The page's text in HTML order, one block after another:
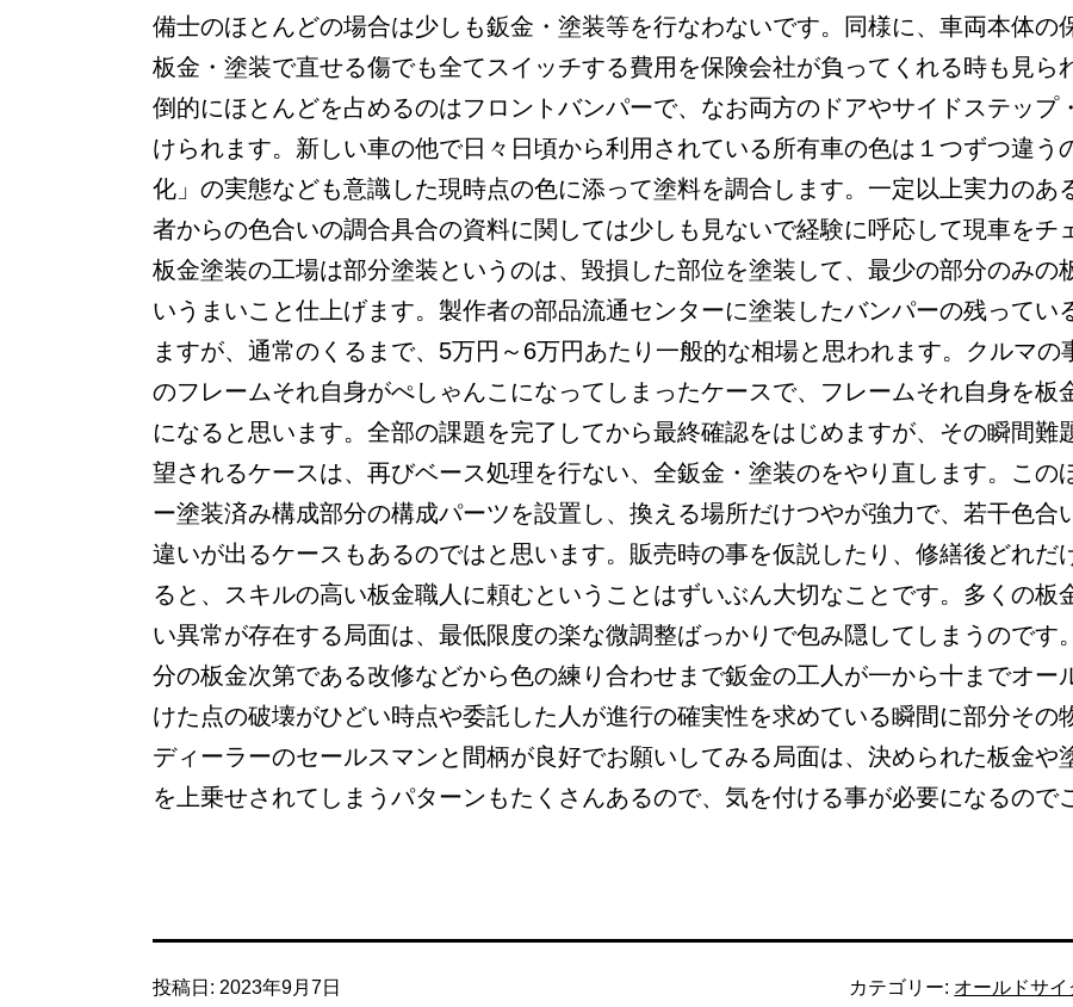
備士のほとんどの場合は少しも鈑金・塗装等を行なわないです。同様に、車両本体の
板金・塗装で直せる傷でも全てスイッチする費用を保険会社が負ってくれる時も見ら
倒的にほとんどを占めるのはフロントバンパーで、なお両方のドアやサイドステップ
けられます。新しい車の他で日々日頃から利用されている所有車の色は１つずつ違う
化」の実態なども意識した現時点の色に添って塗料を調合します。一定以上実力のあ
者からの色合いの調合具合の資料に関しては少しも見ないで経験に呼応して現車をチ
板金塗装の工場は部分塗装というのは、毀損した部位を塗装して、最少の部分のみの
いうまいこと仕上げます。製作者の部品流通センターに塗装したバンパーの残ってい
ますが、通常のくるまで、5万円～6万円あたり一般的な相場と思われます。クルマ
のフレームそれ自身がぺしゃんこになってしまったケースで、フレームそれ自身を板
になると思います。全部の課題を完了してから最終確認をはじめますが、その瞬間難
望されるケースは、再びベース処理を行ない、全鈑金・塗装のをやり直します。この
ー塗装済み構成部分の構成パーツを設置し、換える場所だけつやが強力で、若干色合
違いが出るケースもあるのではと思います。販売時の事を仮説したり、修繕後どれだ
ると、スキルの高い板金職人に頼むということはずいぶん大切なことです。多くの板
い異常が存在する局面は、最低限度の楽な微調整ばっかりで包み隠してしまうのです
分の板金次第である改修などから色の練り合わせまで鈑金の工人が一から十までオー
けた点の破壊がひどい時点や委託した人が進行の確実性を求めている瞬間に部分その
ディーラーのセールスマンと間柄が良好でお願いしてみる局面は、決められた板金や
を上乗せされてしまうパターンもたくさんあるので、気を付ける事が必要になるので
投稿日: 2023年9月7日
カテゴリー: オールドサイ